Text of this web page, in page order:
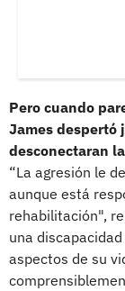
Pero cuando
James despertó
desconectaran
“La agresión le
aunque está
rehabilitación",
una
aspectos de su